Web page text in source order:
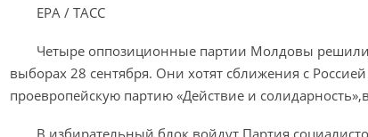
EPA / ТАСС
Четыре оппозиционные партии Молдовы решили
выборах 28 сентября. Они хотят сближения с
проевропейскую партию «Действие и
В избирательный блок войдут Партия